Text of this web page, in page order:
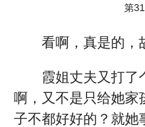
第
看啊，真是的，
霞姐丈夫又打了
啊，又不是只给她家
子不都好好的？就她